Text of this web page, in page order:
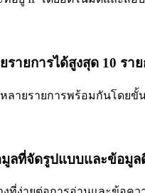
ายการได้สูงสุด 10 รา
ลายรายการพร้อมกันโดย
มูลที่จัดรูปแบบและข้อมูล